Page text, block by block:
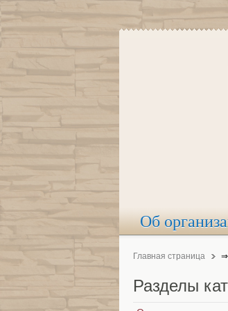
Об
Главная страница ⇒
Разделы